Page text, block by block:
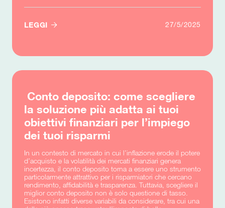
LEGGI  27/5/2025
Conto deposito: come scegliere
la soluzione più adatta ai tuoi
obiettivi finanziari per l’impiego
dei tuoi risparmi
In un contesto di mercato in cui l’inflazione erode il potere
d’acquisto e la volatilità dei mercati finanziari genera
incertezza, il conto deposito torna a essere uno strumento
particolarmente attrattivo per i risparmiatori che cercano
rendimento, affidabilità e trasparenza. Tuttavia, scegliere il
miglior conto deposito non è solo questione di tasso.
Esistono infatti diverse variabili da considerare, tra cui una